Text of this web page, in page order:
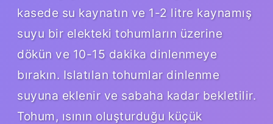
kasede su kaynatın ve 1-2 litre kaynamış
suyu bir elekteki tohumların üzerine
dökün ve 10-15 dakika dinlenmeye
bırakın. Islatılan tohumlar dinlenme
suyuna eklenir ve sabaha kadar bekletilir.
Tohum, ısının oluşturduğu küçük